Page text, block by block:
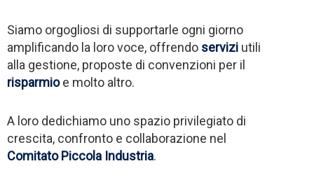
Siamo orgogliosi di supportarle ogni giorno
amplificando la loro voce, offrendo servizi utili
alla gestione, proposte di convenzioni per il
risparmioe molto altro.
A loro dedichiamo uno spazio privilegiato di
crescita, confronto e collaborazione nel
Comitato Piccola Industria.